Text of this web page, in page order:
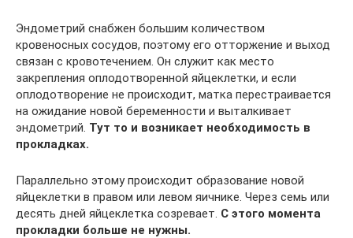
Эндометрий снабжен большим количеством
кровеносных сосудов, поэтому его отторжение и выход
связан с кровотечением. Он служит как место
закрепления оплодотворенной яйцеклетки, и если
оплодотворение не происходит, матка перестраивается
на ожидание новой беременности и выталкивает
эндометрий. Тут то и возникает необходимость в
прокладках.
Параллельно этому происходит образование новой
яйцеклетки в правом или левом яичнике. Через семь или
десять дней яйцеклетка созревает. С этого момента
прокладки больше не нужны.